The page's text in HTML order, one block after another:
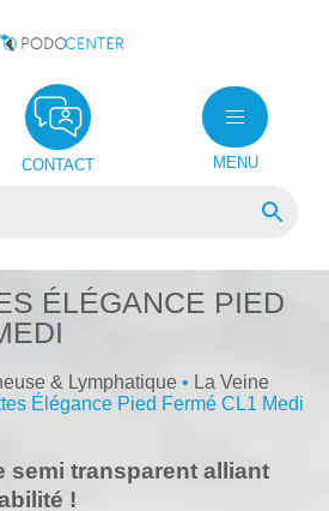
CONTACT MENU
ÉLÉGANCE PIED
& Lymphatique • La Veine
Élégance Pied Fermé CL1 Medi
semi transparent alliant
!